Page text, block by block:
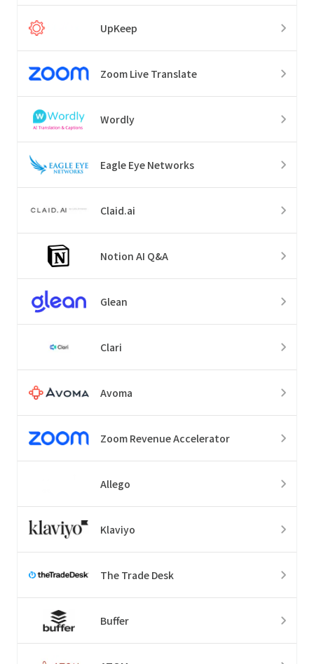
UpKeep
Zoom Live Translate
Wordly
Eagle Eye Networks
Claid.ai
Notion AI Q&A
Glean
Clari
Avoma
Zoom Revenue Accelerator
Allego
Klaviyo
The Trade Desk
Buffer